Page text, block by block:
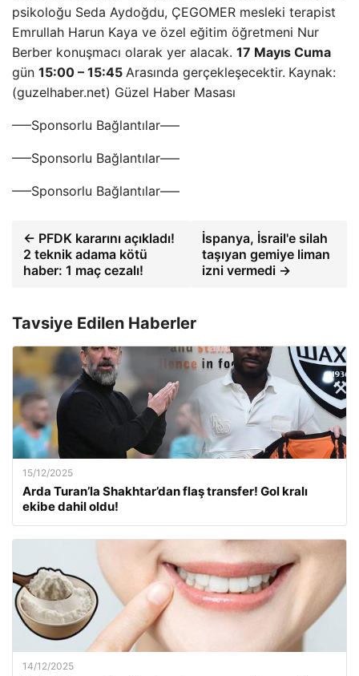
psikoloğu Seda Aydoğdu, ÇEGOMER mesleki terapist
Emrullah Harun Kaya ve özel eğitim öğretmeni Nur
Berber konuşmacı olarak yer alacak. 17 Mayıs Cuma
gün 15:00 – 15:45 Arasında gerçekleşecektir. Kaynak:
(guzelhaber.net) Güzel Haber Masası
—–Sponsorlu Bağlantılar—–
—–Sponsorlu Bağlantılar—–
—–Sponsorlu Bağlantılar—–
← PFDK kararını açıkladı!
2 teknik adama kötü
haber: 1 maç cezalı!
İspanya, İsrail'e silah
taşıyan gemiye liman
izni vermedi →
Tavsiye Edilen Haberler
15/12/2025
Arda Turan’la Shakhtar’dan flaş transfer! Gol kralı
ekibe dahil oldu!
14/12/2025